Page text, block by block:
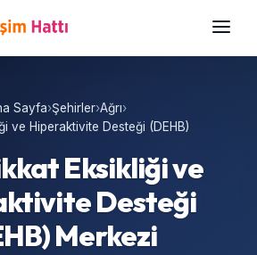
Sayfa›Şehirler›Ağrı›
ve Hiperaktivite Desteği (DEHB)
Eksikliği ve
Desteği
Merkezi